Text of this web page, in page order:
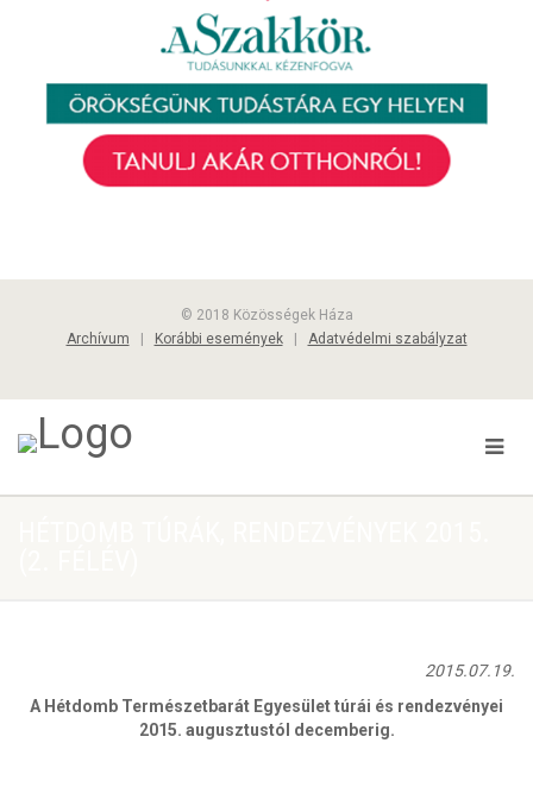
© 2018 Közösségek Háza
Archívum
Korábbi események| Adatvédelmi szabályzat
2015.07.19.
A Hétdomb Természetbarát Egyesület túrái és rendezvényei
2015. augusztustól decemberig.